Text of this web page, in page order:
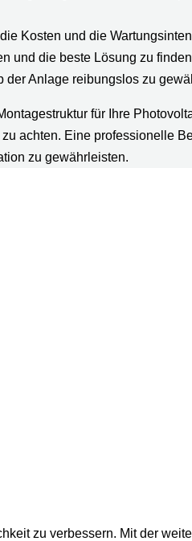
Kosten und die
und die beste Lösung zu
der Anlage reibungslos zu
für Ihre
achten. Eine professionelle
zu gewährleisten.
zu verbessern. Mit der